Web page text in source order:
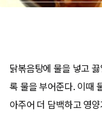
닭볶음탕에 물을 넣고
록 물을 부어준다. 이때
아주어 더 담백하고 영